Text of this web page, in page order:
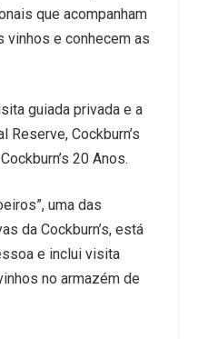
que acompanham
vinhos e conhecem as
guiada privada e a
Reserve, Cockburn’s
20 Anos.
uma das
da Cockburn’s, está
e inclui visita
no armazém de